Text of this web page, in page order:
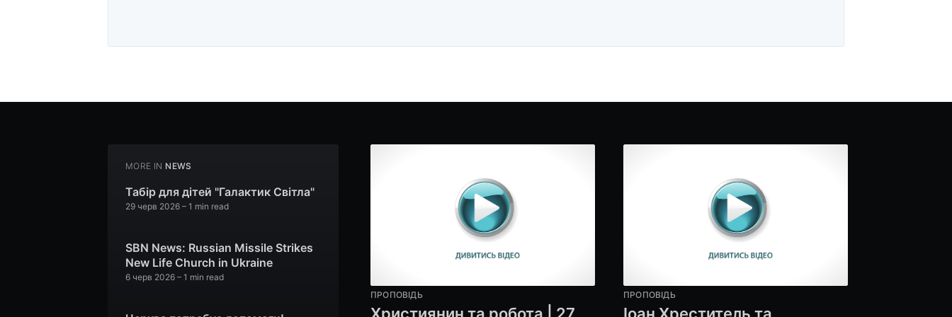
MORE IN NEWS
Табір для дітей "Галактик Світла"
29 черв 2026 – 1 min read
SBN News: Russian Missile Strikes
New Life Church in Ukraine
6 черв 2026 – 1 min read
ПРОПОВІДЬ ПРОПОВІДЬ